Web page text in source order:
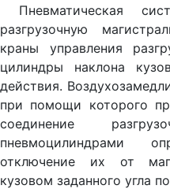
Пневматическая
разгрузочную
краны управления
цилиндры наклона
действия.
при помощи которого
соединение
пневмоцилиндрами
отключение их от
кузовом заданного угла